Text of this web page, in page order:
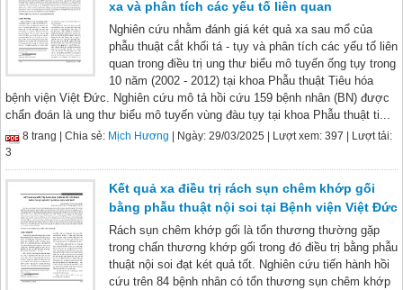
xa và phân tích các yếu tố liên quan
Nghiên cứu nhằm đánh giá két quả xa sau mổ của
phẫu thuật cắt khối tá - tụy và phân tích các yếu tố liên
quan trong điều trị ung thư biểu mô tuyến ống tụy trong
10 năm (2002 - 2012) tại khoa Phẫu thuật Tiêu hóa
bệnh viện Việt Đức. Nghiên cứu mô tả hồi cứu 159 bệnh nhân (BN) được
chẩn đoán là ung thư biểu mô tuyến vùng đàu tụy tại khoa Phẫu thuật ti...
8 trang | Chia sẻ: Mịch Hương | Ngày: 29/03/2025 | Lượt xem: 397 | Lượt tải:
3
Kết quả xa điều trị rách sụn chêm khớp gối
bằng phẫu thuật nội soi tại Bệnh viện Việt Đức
Rách sụn chêm khớp gối là tổn thương thường gặp
trong chấn thương khớp gối trong đó điều trị bằng phẫu
thuật nội soi đạt két quả tốt. Nghiên cứu tiến hành hồi
cứu trên 84 bệnh nhân có tổn thương sụn chêm khớp